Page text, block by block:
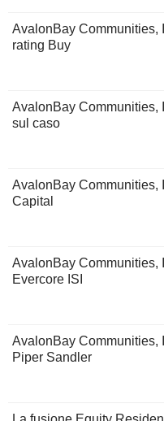
AvalonBay Communities,
rating Buy
AvalonBay Communities,
sul caso
AvalonBay Communities,
Capital
AvalonBay Communities,
Evercore ISI
AvalonBay Communities,
Piper Sandler